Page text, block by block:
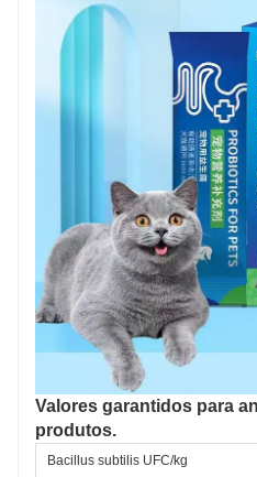
Valores garantidos para
produtos.
Bacillus subtilis UFC/kg